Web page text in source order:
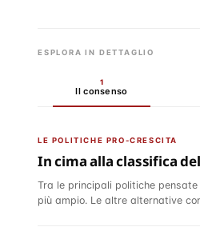
ESPLORA IN DETTAGLIO
1
Il consenso
LE POLITICHE PRO-CRESCITA
In cima alla classifica
Tra le principali politiche
più ampio. Le altre alternative